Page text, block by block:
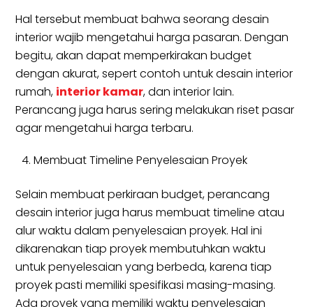
Hal tersebut membuat bahwa seorang desain
interior wajib mengetahui harga pasaran. Dengan
begitu, akan dapat memperkirakan budget
dengan akurat, sepert contoh untuk desain interior
rumah, interior kamar, dan interior lain.
Perancang juga harus sering melakukan riset pasar
agar mengetahui harga terbaru.
Membuat Timeline Penyelesaian Proyek
Selain membuat perkiraan budget, perancang
desain interior juga harus membuat timeline atau
alur waktu dalam penyelesaian proyek. Hal ini
dikarenakan tiap proyek membutuhkan waktu
untuk penyelesaian yang berbeda, karena tiap
proyek pasti memiliki spesifikasi masing-masing.
Ada proyek yang memiliki waktu penyelesaian